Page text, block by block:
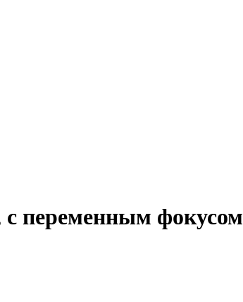
переменным фокусом